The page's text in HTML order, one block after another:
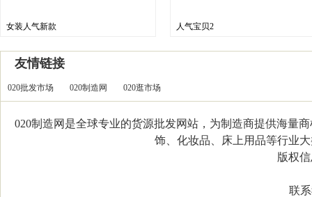
女装人气新款 人气宝贝2
友情链接
020批发市场 020制造网 020逛市场
020制造网是全球专业的货源批发网站，为制造商提供海量
饰、化妆品、床上用品等行业
版权信
联